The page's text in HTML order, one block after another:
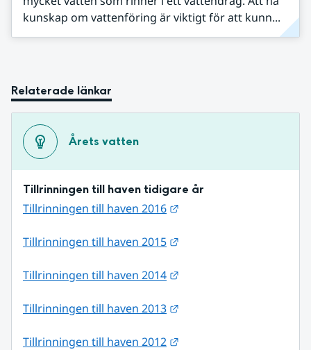
kunskap om vattenföring är viktigt för att kunn...
Relaterade länkar
Årets vatten
Tillrinningen till haven tidigare år
Tillrinningen till haven 2016
Tillrinningen till haven 2015
Tillrinningen till haven 2014
Tillrinningen till haven 2013
Tillrinningen till haven 2012